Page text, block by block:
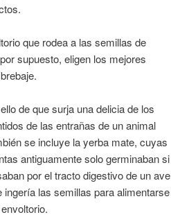
que rodea a las semillas de
supuesto, eligen los mejores
de que surja una delicia de los
de las entrañas de un animal
se incluye la yerba mate, cuyas
antiguamente solo germinaban si
por el tracto digestivo de un ave
ingería las semillas para alimentarse